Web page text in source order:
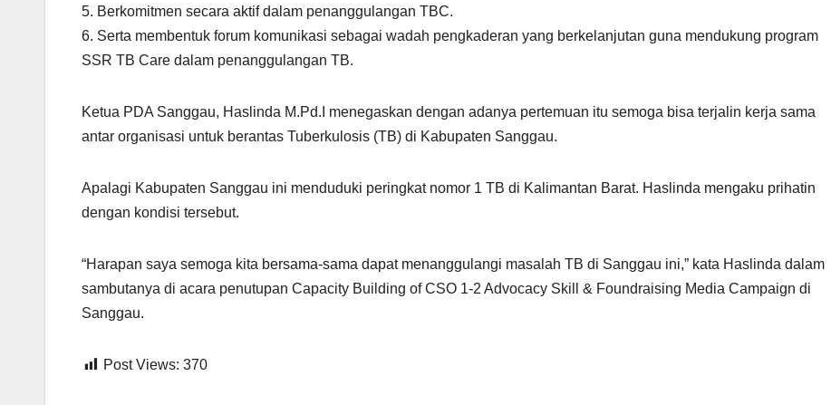
5. Berkomitmen secara aktif dalam penanggulangan TBC.
6. Serta membentuk forum komunikasi sebagai wadah pengkaderan yang berkelanjutan guna mendukung program
SSR TB Care dalam penanggulangan TB.
Ketua PDA Sanggau, Haslinda M.Pd.I menegaskan dengan adanya pertemuan itu semoga bisa terjalin kerja sama
antar organisasi untuk berantas Tuberkulosis (TB) di Kabupaten Sanggau.
Apalagi Kabupaten Sanggau ini menduduki peringkat nomor 1 TB di Kalimantan Barat. Haslinda mengaku prihatin
dengan kondisi tersebut.
“Harapan saya semoga kita bersama-sama dapat menanggulangi masalah TB di Sanggau ini,” kata Haslinda dalam
sambutanya di acara penutupan Capacity Building of CSO 1-2 Advocacy Skill & Foundraising Media Campaign di
Sanggau.
Post Views: 370